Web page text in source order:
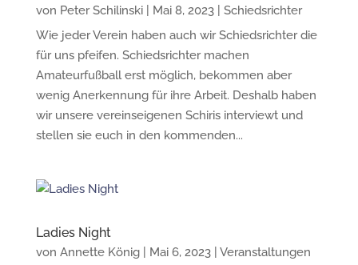
von Peter Schilinski| Mai 8, 2023| Schiedsrichter
Wie jeder Verein haben auch wir Schiedsrichter die
für uns pfeifen. Schiedsrichter machen
Amateurfußball erst möglich, bekommen aber
wenig Anerkennung für ihre Arbeit. Deshalb haben
wir unsere vereinseigenen Schiris interviewt und
stellen sie euch in den kommenden...
Ladies Night
von Annette König| Mai 6, 2023| Veranstaltungen